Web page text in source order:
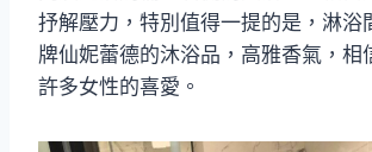
抒解壓力，特別值得一提的是，淋浴
牌仙妮蕾德的沐浴品，高雅香氣，相
許多女性的喜愛。